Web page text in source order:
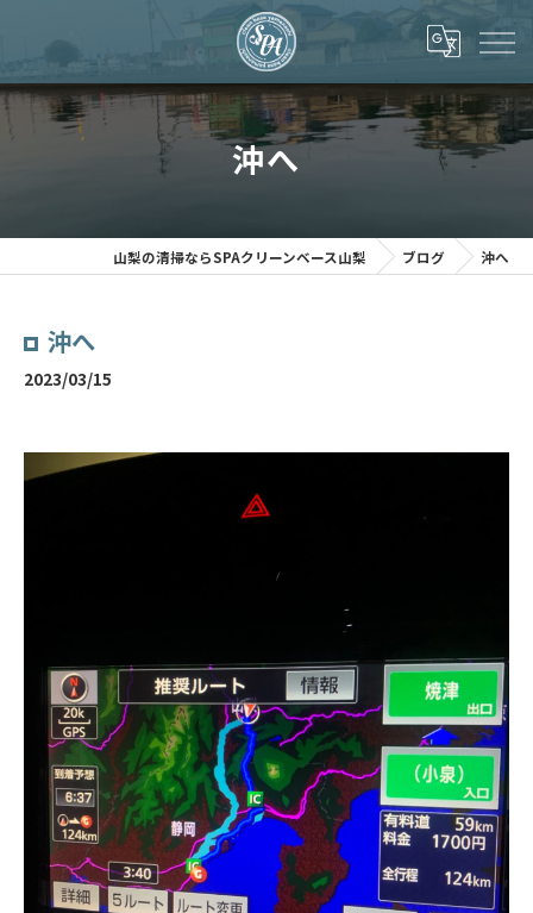
沖へ
山梨の清掃ならSPAクリーンベース山梨 ブログ 沖へ
沖へ
2023/03/15